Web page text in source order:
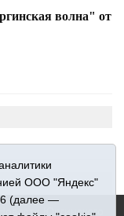
волна" от
Юргинского
ООО "Яндекс"
(далее —